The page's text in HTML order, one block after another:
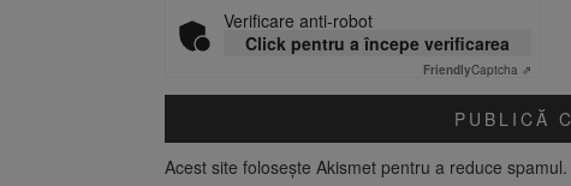
Verificare anti-robot
Click pentru a începe verificarea
FriendlyCaptcha ⇗
Acest site folosește Akismet pentru a reduce spamul.